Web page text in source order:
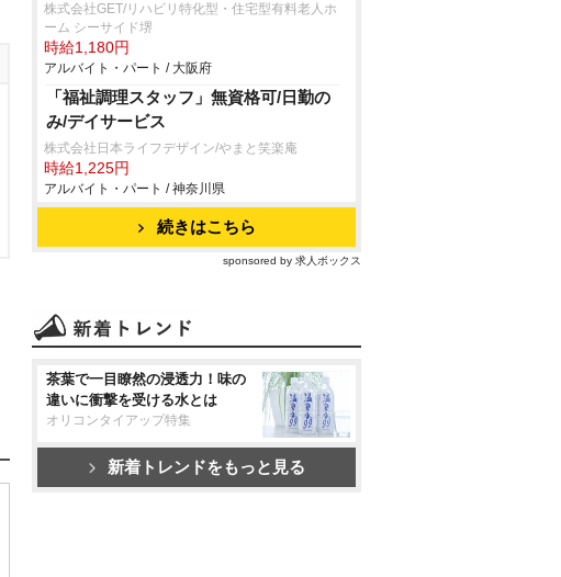
株式会社GET/リハビリ特化型・住宅型有料老人ホ
ーム シーサイド堺
時給1,180円
アルバイト・パート / 大阪府
「福祉調理スタッフ」無資格可/日勤の
み/デイサービス
株式会社日本ライフデザイン/やまと笑楽庵
時給1,225円
アルバイト・パート / 神奈川県
続きはこちら
sponsored by 求人ボックス
茶葉で一目瞭然の浸透力！味の
違いに衝撃を受ける水とは
オリコンタイアップ特集
新着トレンドをもっと見る